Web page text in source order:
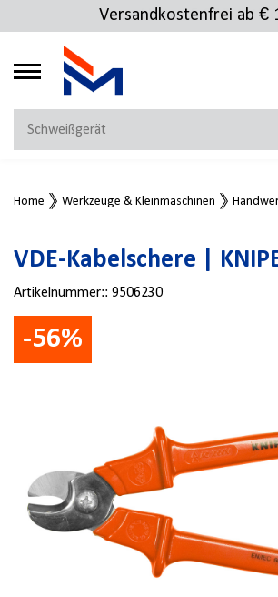
Versandkostenfrei ab €
4.72
MEIN KONTO
Jetzt anmelden
NEU BEI FMOSER?
Jetzt registrieren
Home Werkzeuge & Kleinmaschinen
VDE-Kabelschere |
Artikelnummer:: 9506230
-56%